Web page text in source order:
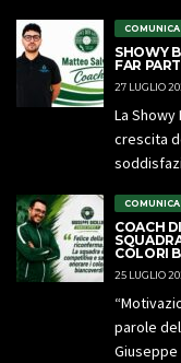
SHOWY
FAR
27 LUGLIO
La
crescita
COACH
COLORI
25 LUGLIO
parole
Giuseppe